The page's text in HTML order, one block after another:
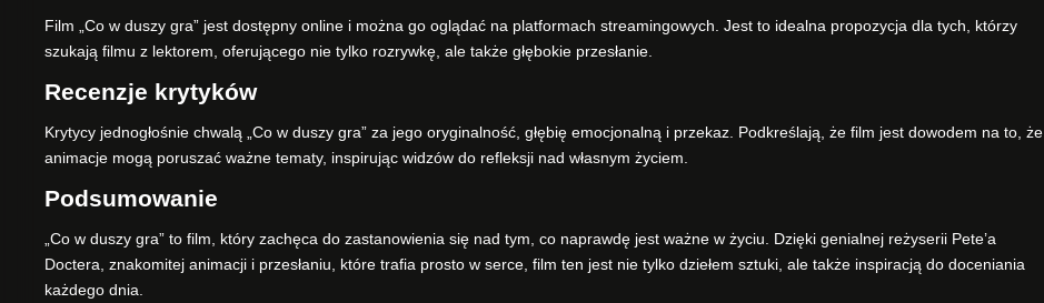
Film „Co w duszy gra” jest dostępny online i można go oglądać na platformach streamingowych. Jest to idealna propozycja dla tych, którzy
szukają filmu z lektorem, oferującego nie tylko rozrywkę, ale także głębokie przesłanie.
Recenzje krytyków
Krytycy jednogłośnie chwalą „Co w duszy gra” za jego oryginalność, głębię emocjonalną i przekaz. Podkreślają, że film jest dowodem na to, że
animacje mogą poruszać ważne tematy, inspirując widzów do refleksji nad własnym życiem.
Podsumowanie
„Co w duszy gra” to film, który zachęca do zastanowienia się nad tym, co naprawdę jest ważne w życiu. Dzięki genialnej reżyserii Pete’a
Doctera, znakomitej animacji i przesłaniu, które trafia prosto w serce, film ten jest nie tylko dziełem sztuki, ale także inspiracją do doceniania
każdego dnia.